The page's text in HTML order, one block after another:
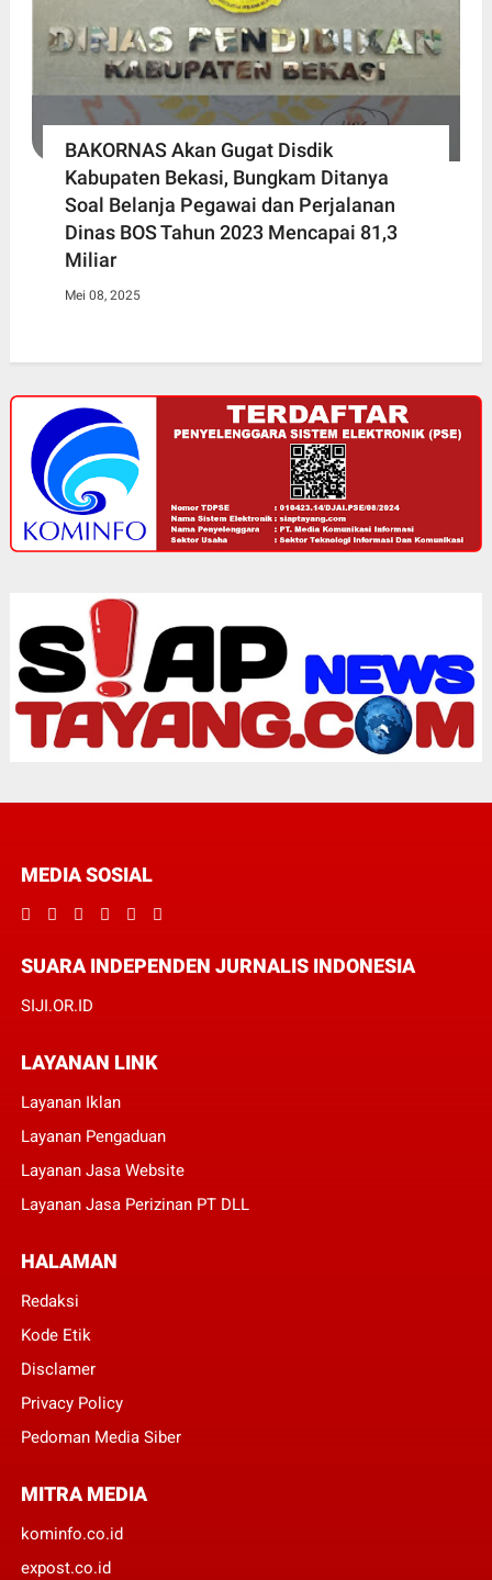
BAKORNAS Akan Gugat Disdik
Kabupaten Bekasi, Bungkam Ditanya
Soal Belanja Pegawai dan Perjalanan
Dinas BOS Tahun 2023 Mencapai 81,3
Miliar
Mei 08, 2025
MEDIA SOSIAL
SUARA INDEPENDEN JURNALIS INDONESIA
SIJI.OR.ID
LAYANAN LINK
Layanan Iklan
Layanan Pengaduan
Layanan Jasa Website
Layanan Jasa Perizinan PT DLL
HALAMAN
Redaksi
Kode Etik
Disclamer
Privacy Policy
Pedoman Media Siber
MITRA MEDIA
kominfo.co.id
expost.co.id